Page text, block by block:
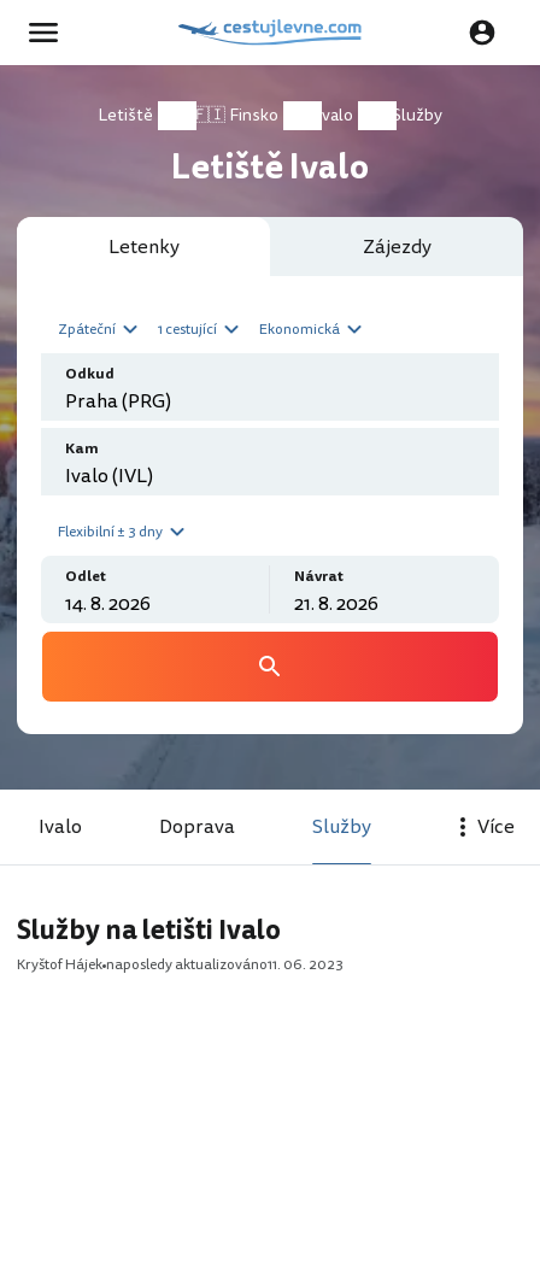
Letiště 🇫🇮 Finsko Ivalo Služby
Letiště Ivalo
Letenky Zájezdy
Zpáteční 1 cestující Ekonomická
Odkud
Kam
Flexibilní ± 3 dny
Odlet Návrat
Ivalo Doprava Služby Více
Služby na letišti Ivalo
Kryštof Hájek naposledy aktualizováno11. 06. 2023